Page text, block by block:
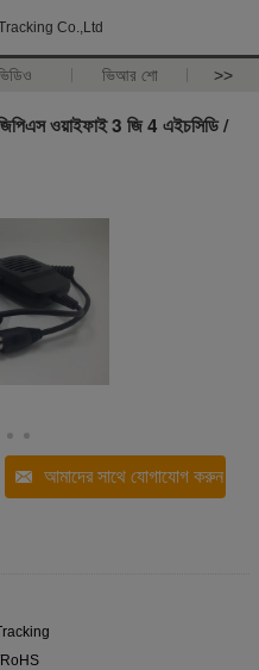
Co.,Ltd
ভিআর শো >>
জিপিএস ওয়াইফাই 3 জি 4 এইচসিডি /
আমাদের সাথে যোগাযোগ করুন